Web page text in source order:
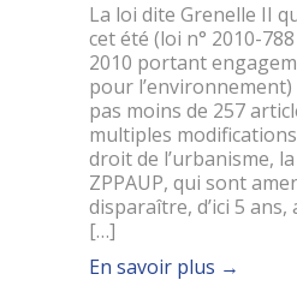
La loi dite Grenelle II
cet été (loi n° 2010-
2010 portant
pour
pas moins de 257
multiples
droit de l’urbanisme,
ZPPAUP, qui sont
disparaître, d’ici 5
[…]
En savoir plus →